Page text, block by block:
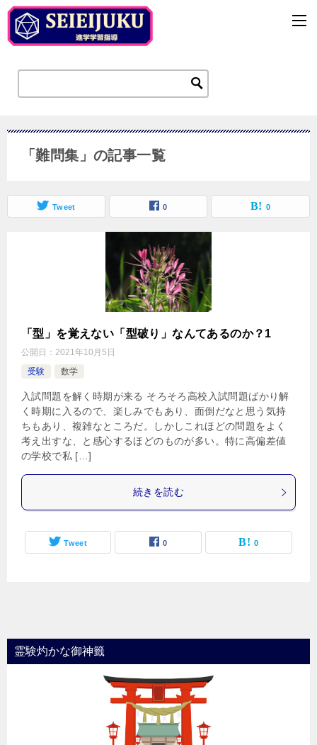
「難問集」の記事一覧
Tweet 0 0
「型」を覚えない「型破り」なんてあるのか？1
公開日： 2021年10月5日
受験
数学
入試問題を解く時期が来る そろそろ高校入試問題ばかり解
く時期に入るので、楽しみでもあり、面倒だなと思う気持
ちもあり、複雑なところだ。しかしこれほどの問題をよく
考え出すな、と感心するほどのものが多い。特に高偏差値
の学校で私 […]
続きを読む
Tweet 0 0
霊験灼かな御神籤